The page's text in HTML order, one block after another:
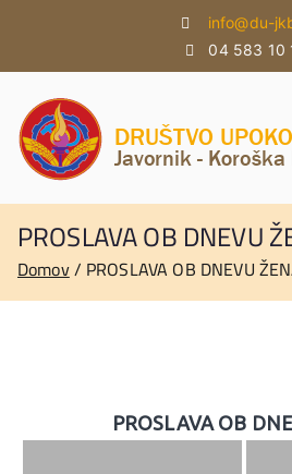
vsebino
info@du-
04 583 10
PROSLAVA OB DNEVU
Domov PROSLAVA OB DNEVU
PROSLAVA OB